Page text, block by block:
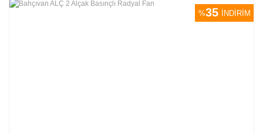
%35 İNDİRİM